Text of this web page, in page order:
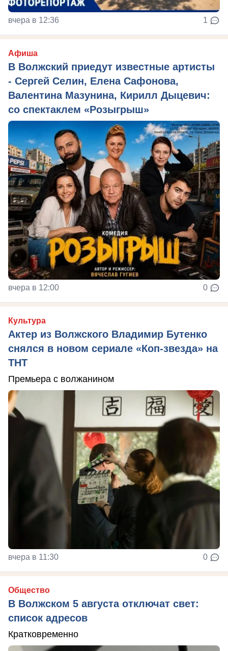
вчера в 12:36 1
Афиша
В Волжский приедут известные артисты
- Сергей Селин, Елена Сафонова,
Валентина Мазунина, Кирилл Дыцевич:
со спектаклем «Розыгрыш»
вчера в 12:00 0
Культура
Актер из Волжского Владимир Бутенко
снялся в новом сериале «Коп-звезда» на
ТНТ
Премьера с волжанином
вчера в 11:30 0
Общество
В Волжском 5 августа отключат свет:
список адресов
Кратковременно